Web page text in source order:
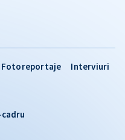
Fotoreportaje
Interviuri